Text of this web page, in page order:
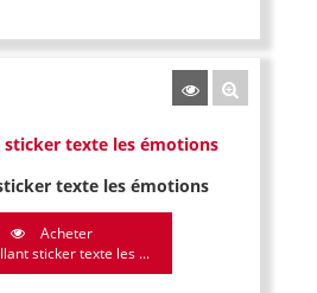
texte les émotions
Acheter
sticker texte les ...